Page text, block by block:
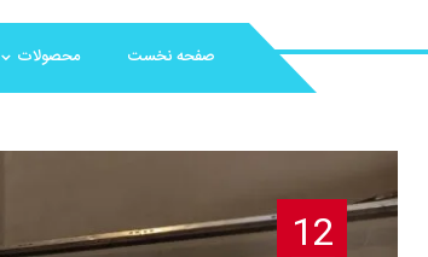
صفحه نخست محصولات
12